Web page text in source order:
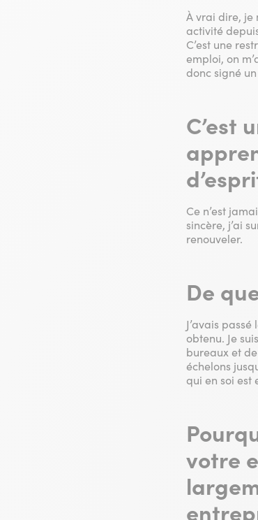
À vrai dire, je
activité
C’est une
emploi, on
donc signé
C’est
Ce n’est
sincère, j’ai
renouveler.
De
J’avais
obtenu. Je
bureaux et
échelons
qui en soi est
votre